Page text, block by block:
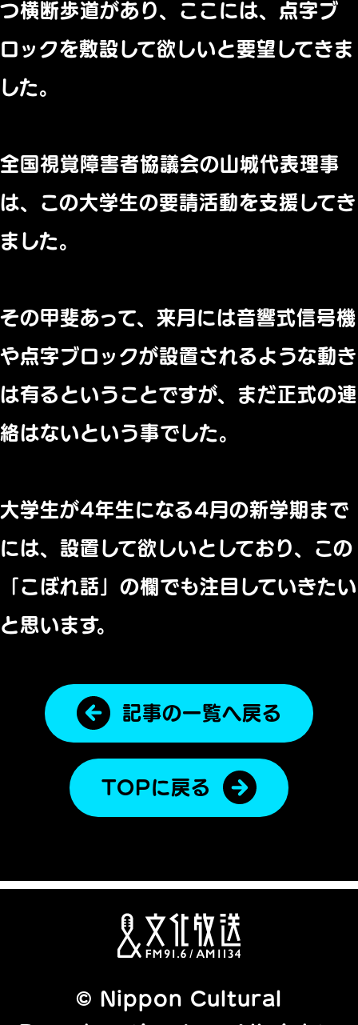
つ横断歩道があり、ここには、点字ブ
ロックを敷設して欲しいと要望してきま
した。
全国視覚障害者協議会の山城代表理事
は、この大学生の要請活動を支援してき
ました。
その甲斐あって、来月には音響式信号機
や点字ブロックが設置されるような動き
は有るということですが、まだ正式の連
絡はないという事でした。
大学生が4年生になる4月の新学期まで
には、設置して欲しいとしており、この
「こぼれ話」の欄でも注目していきたい
と思います。
記事の一覧へ戻る
TOPに戻る
© Nippon Cultural